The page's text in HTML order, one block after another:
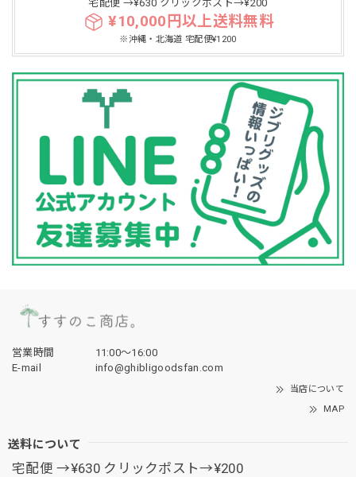
宅配便 →¥630 クリックポスト→¥200
¥10,000円以上送料無料
※沖縄・北海道 宅配便¥1200
営業時間
11:00〜16:00
E-mail
info@ghibligoodsfan.com
当店について
MAP
送料について
宅配便 →¥630 クリックポスト→¥200